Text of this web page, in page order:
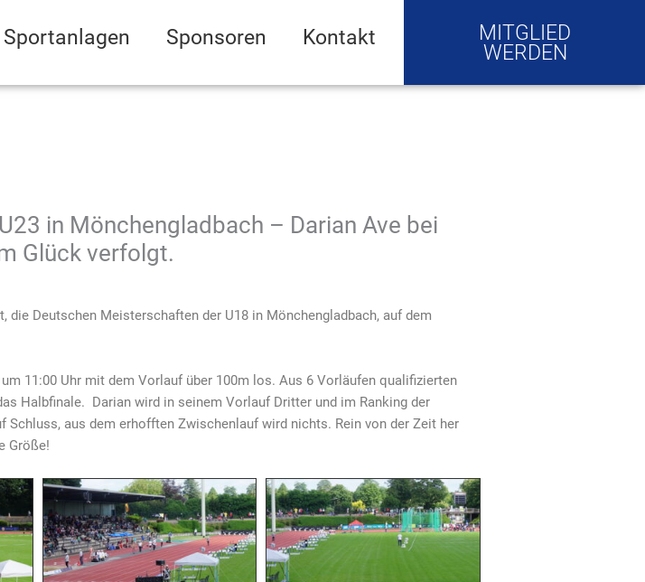
Sportanlagen Sponsoren Kontakt
MITGLIED
WERDEN
in Mönchengladbach – Darian Ave bei
Glück verfolgt.
die Deutschen Meisterschaften der U18 in Mönchengladbach, auf dem
11:00 Uhr mit dem Vorlauf über 100m los. Aus 6 Vorläufen qualifizierten
Halbfinale. Darian wird in seinem Vorlauf Dritter und im Ranking der
aus dem erhofften Zwischenlauf wird nichts. Rein von der Zeit her
Größe!